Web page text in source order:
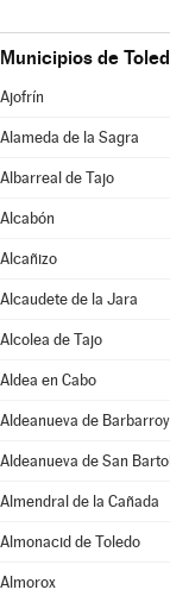
Municipios de
Ajofrín
Alameda de la Sagra
Albarreal de Tajo
Alcabón
Alcañizo
Alcaudete de la Jara
Alcolea de Tajo
Aldea en Cabo
Aldeanueva de
Aldeanueva de San
Almendral de la Cañada
Almonacid de Toledo
Almorox